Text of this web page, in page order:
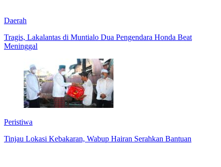
Daerah
Tragis, Lakalantas di Muntialo Dua Pengendara Honda Beat
Meninggal
Peristiwa
Tinjau Lokasi Kebakaran, Wabup Hairan Serahkan Bantuan